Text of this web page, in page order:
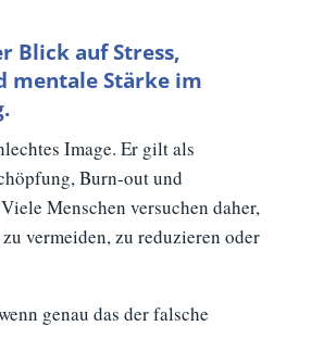
Blick auf Stress,
mentale Stärke im
Image. Er gilt als
Burn-out und
Menschen versuchen daher,
vermeiden, zu reduzieren oder
genau das der falsche